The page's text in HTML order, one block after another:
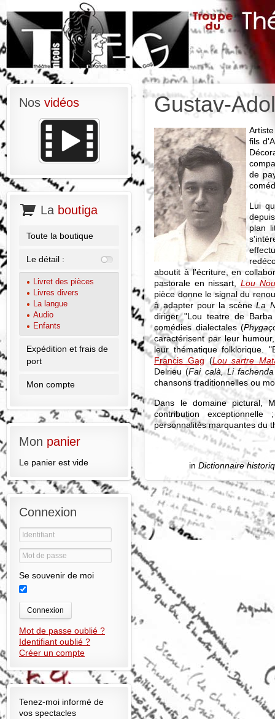
Gustav-
fils
de
Lui
plan
aboutit à l'écriture, en
pastorale en nissart,Lou
pièce donne le signal du
à adapter pour la scèneLa
diriger "Lou teatre de
comédies dialectales (
caractérisent par leur
leur thématique folklorique.
Francis Gag (Lou sartre
Delrieu (Fai calà, Li
chansons traditionnelles ou
Dans le domaine pictural,
contribution
personnalités marquantes du
in Dictionnaire
Nos vidéos
La boutiga
Toute la boutique
Le détail :
Livret des pièces
Livres divers
La langue
Audio
Enfants
Expédition et frais de
port
Mon compte
Mon panier
Le panier est vide
Connexion
Se souvenir de moi
Connexion
Mot de passe oublié ?
Identifiant oublié ?
Créer un compte
Tenez-moi informé de
vos spectacles